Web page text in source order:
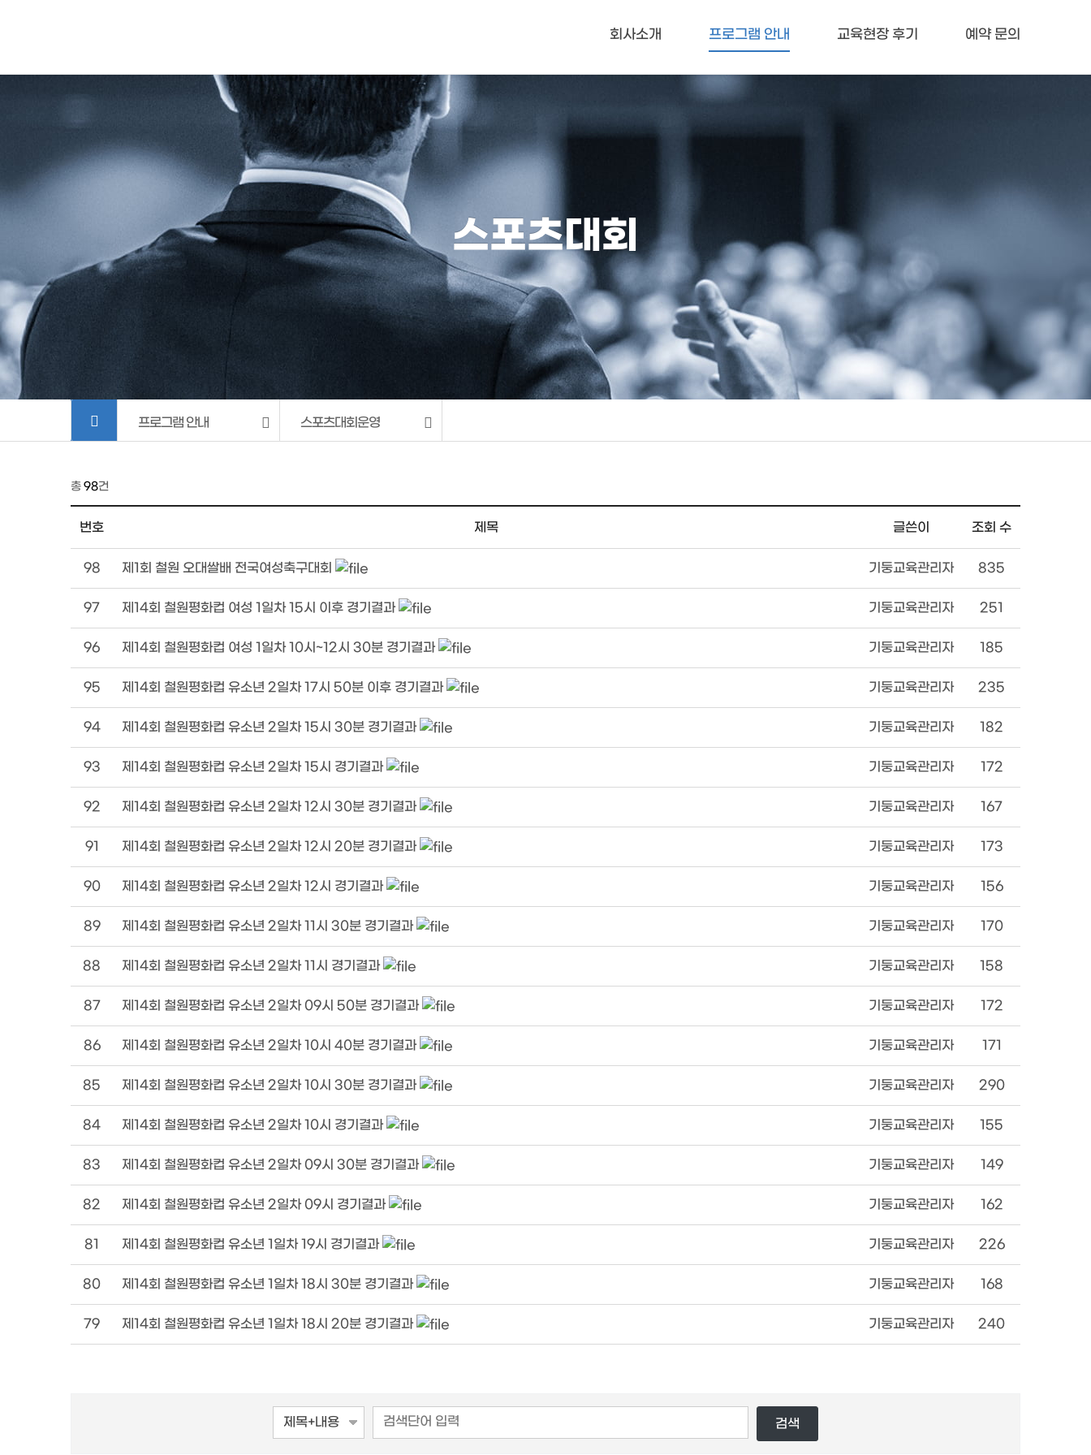
회사소개 프로그램 안내 교육현장 후기 예약 문의
스포츠대회
프로그램 안내 스포츠대회운영
총98건
번호 제목 글쓴이 조회 수
98 제1회 철원 오대쌀배 전국여성축구대회 기둥교육관리자 835
97 제14회 철원평화컵 여성 1일차 15시 이후 경기결과 기둥교육관리자 251
96 제14회 철원평화컵 여성 1일차 10시~12시 30분 경기결과 기둥교육관리자 185
95 제14회 철원평화컵 유소년 2일차 17시 50분 이후 경기결과 기둥교육관리자 235
94 제14회 철원평화컵 유소년 2일차 15시 30분 경기결과 기둥교육관리자 182
93 제14회 철원평화컵 유소년 2일차 15시 경기결과 기둥교육관리자 172
92 제14회 철원평화컵 유소년 2일차 12시 30분 경기결과 기둥교육관리자 167
91 제14회 철원평화컵 유소년 2일차 12시 20분 경기결과 기둥교육관리자 173
90 제14회 철원평화컵 유소년 2일차 12시 경기결과 기둥교육관리자 156
89 제14회 철원평화컵 유소년 2일차 11시 30분 경기결과 기둥교육관리자 170
88 제14회 철원평화컵 유소년 2일차 11시 경기결과 기둥교육관리자 158
87 제14회 철원평화컵 유소년 2일차 09시 50분 경기결과 기둥교육관리자 172
86 제14회 철원평화컵 유소년 2일차 10시 40분 경기결과 기둥교육관리자 171
85 제14회 철원평화컵 유소년 2일차 10시 30분 경기결과 기둥교육관리자 290
84 제14회 철원평화컵 유소년 2일차 10시 경기결과 기둥교육관리자 155
83 제14회 철원평화컵 유소년 2일차 09시 30분 경기결과 기둥교육관리자 149
82 제14회 철원평화컵 유소년 2일차 09시 경기결과 기둥교육관리자 162
81 제14회 철원평화컵 유소년 1일차 19시 경기결과 기둥교육관리자 226
80 제14회 철원평화컵 유소년 1일차 18시 30분 경기결과 기둥교육관리자 168
79 제14회 철원평화컵 유소년 1일차 18시 20분 경기결과 기둥교육관리자 240
검색